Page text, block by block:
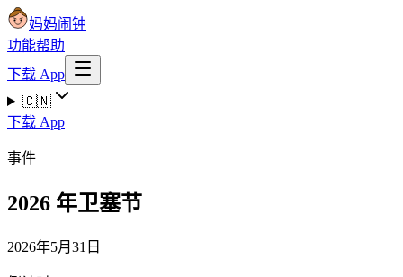
妈妈闹钟
功能帮助
下载 App
🇨🇳
下载 App
事件
2026 年卫塞节
2026年5月31日